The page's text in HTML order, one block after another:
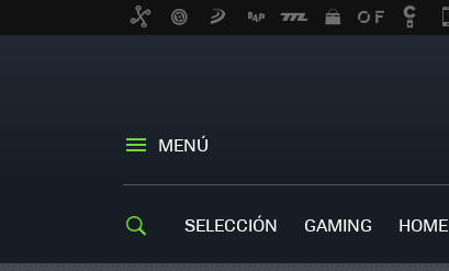
MENÚ
SELECCIÓN GAMING HOME